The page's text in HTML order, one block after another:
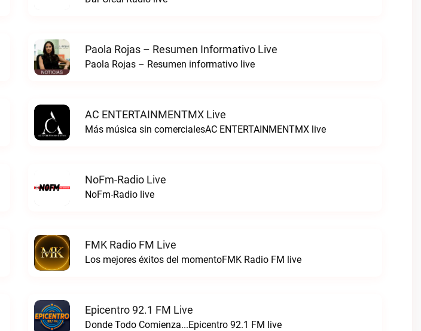
Paola Rojas – Resumen Informativo Live
Paola Rojas – Resumen informativo live
AC ENTERTAINMENTMX Live
Más música sin comercialesAC ENTERTAINMENTMX live
NoFm-Radio Live
NoFm-Radio live
FMK Radio FM Live
Los mejores éxitos del momentoFMK Radio FM live
Epicentro 92.1 FM Live
Donde Todo Comienza...Epicentro 92.1 FM live